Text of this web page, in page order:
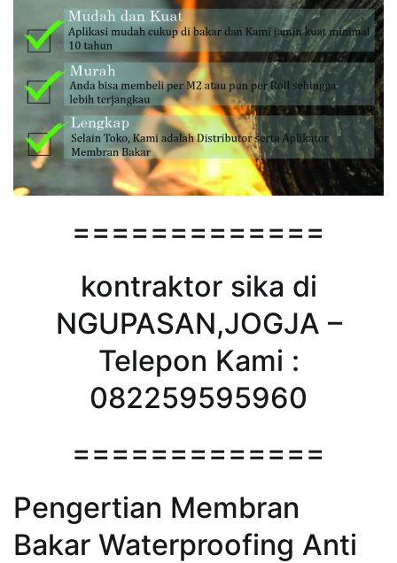
=============
kontraktor sika di
NGUPASAN,JOGJA –
Telepon Kami :
082259595960
=============
Pengertian Membran
Bakar Waterproofing Anti